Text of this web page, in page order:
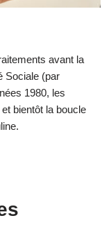
avant la
Sociale (par
1980, les
bientôt la boucle